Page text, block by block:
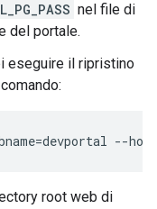
nel file di
del portale.
eseguire il ripristino
--
root web di